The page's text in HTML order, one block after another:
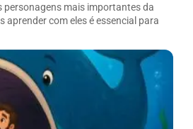
personagens mais importantes da
aprender com eles é essencial para